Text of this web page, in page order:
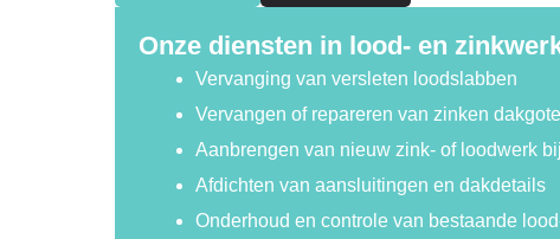
Onze diensten in lood- en
Vervanging van versleten loodslabben
Vervangen of repareren van zinken
Aanbrengen van nieuw zink- of loodwerk
Afdichten van aansluitingen en dakdetails
Onderhoud en controle van bestaande